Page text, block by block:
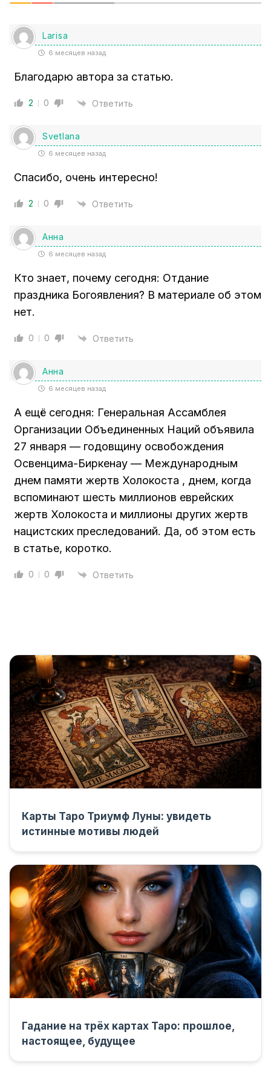
Larisa
6 месяцев назад
Благодарю автора за статью.
2 0 Ответить
Svetlana
6 месяцев назад
Спасибо, очень интересно!
2 0 Ответить
Анна
6 месяцев назад
Кто знает, почему сегодня: Отдание
праздника Богоявления? В материале об этом
нет.
0 0 Ответить
Анна
6 месяцев назад
А ещё сегодня: Генеральная Ассамблея
Организации Объединенных Наций объявила
27 января — годовщину освобождения
Освенцима-Биркенау — Международным
днем памяти жертв Холокоста , днем, когда
вспоминают шесть миллионов еврейских
жертв Холокоста и миллионы других жертв
нацистских преследований. Да, об этом есть
в статье, коротко.
0 0 Ответить
Карты Таро Триумф Луны: увидеть
истинные мотивы людей
Гадание на трёх картах Таро: прошлое,
настоящее, будущее